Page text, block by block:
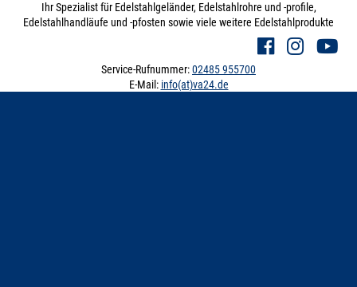
Ihr Spezialist für Edelstahlgeländer, Edelstahlrohre und -profile,
Edelstahlhandläufe und -pfosten sowie viele weitere Edelstahlprodukte
Service-Rufnummer:02485 955700
E-Mail: info(at)va24.de